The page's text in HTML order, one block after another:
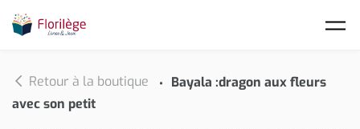
Retour à la boutique
Bayala :dragon aux fleurs
avec son petit